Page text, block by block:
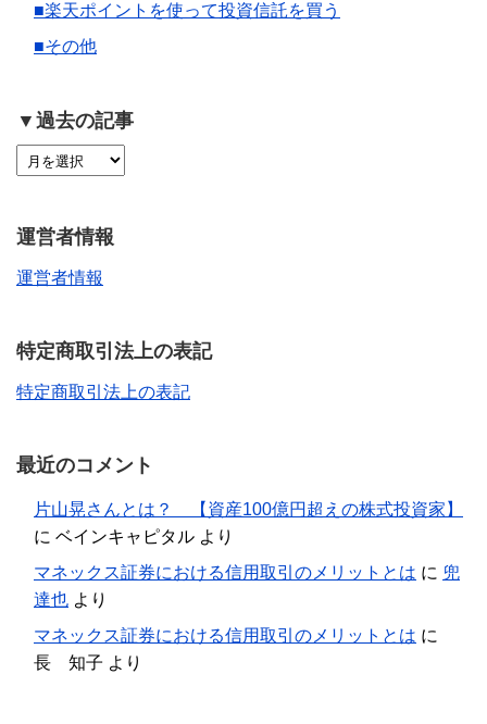
■楽天ポイントを使って投資信託を買う
■その他
▼過去の記事
運営者情報
運営者情報
特定商取引法上の表記
特定商取引法上の表記
最近のコメント
片山晃さんとは？ 【資産100億円超えの株式投資家】
に ベインキャピタル より
マネックス証券における信用取引のメリットとは に 兜
達也 より
マネックス証券における信用取引のメリットとは に
長 知子 より